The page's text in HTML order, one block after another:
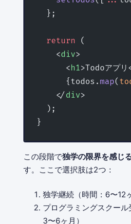
  };
  return
(
    <
div>
      <
h1>Todoアプリ
      {todos.
map(
    </
div>
  );
}
この段階で独学の限界を感じ
す。ここで選択肢は2つ：
独学継続（時間：6〜12
プログラミングスクール
3〜6ヶ月）